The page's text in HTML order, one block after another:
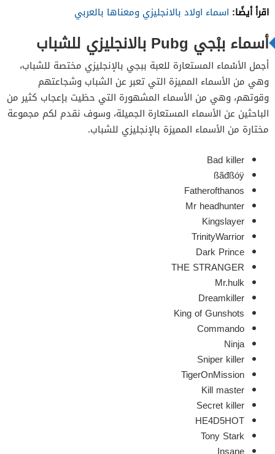
اقرأ أيضًا: اسماء اولاد بالانجليزي ومعناها بالعربي
أسماء ببْجي Pubg بالانجليزي للشباب
أجمل الأسْماء المستعارة للعبة ببجي بالإنجليزي مختصة للشباب،
وهي من الأسماء المميزة التي تعبر عن الشباب وشجاعتهم
وقوتهم، وهي من الأسماء المشهورة التي حظيت بإعجاب كثير من
الباحثين عن الأسماء المستعارة الجميلة، وسوف نقدم لكم مجموعة
مختارة من الأسماء المميزة بالإنجليزي للشباب.
Bad killer
ßãđßóÿ
Fatherofthanos
Mr headhunter
Kingslayer
TrinityWarrior
Dark Prince
THE STRANGER
Mr.hulk
Dreamkiller
King of Gunshots
Commando
Ninja
Sniper killer
TigerOnMission
Kill master
Secret killer
HE4D5HOT
Tony Stark